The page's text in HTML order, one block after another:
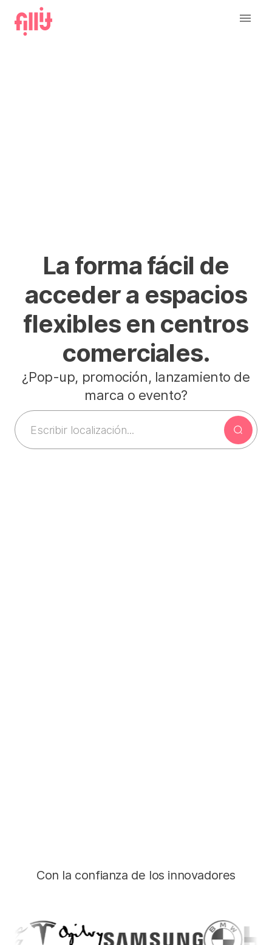
La forma fácil de
acceder a espacios
flexibles en centros
comerciales.
¿Pop-up, promoción, lanzamiento de
marca o evento?
Con la confianza de los innovadores